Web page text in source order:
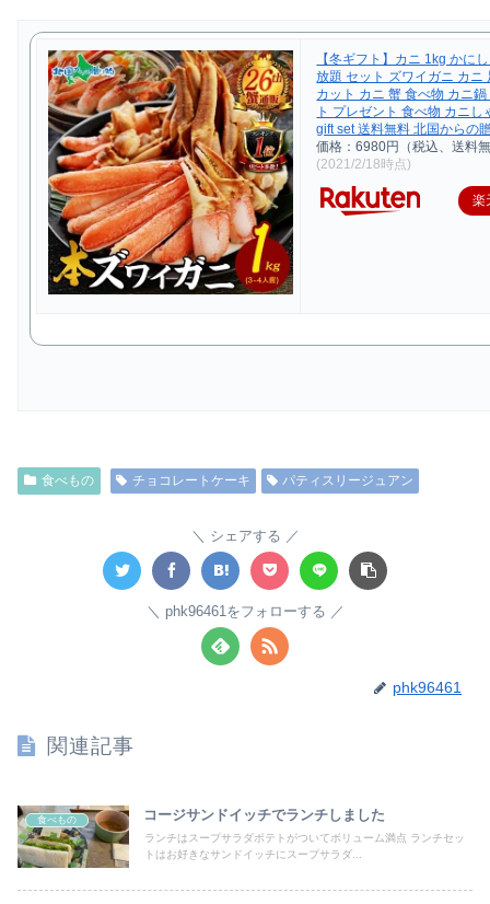
【冬ギフト】カニ 1kg かに
放題 セット ズワイガニ カニ
カット カニ 蟹 食べ物 カニ
ト プレゼント 食べ物 カニし
gift set 送料無料 北国からの
価格：6980円（税込、送料
(2021/2/18時点)
楽
食べもの チョコレートケーキ パティスリージュアン
シェアする
phk96461をフォローする
phk96461
関連記事
食べもの コージサンドイッチでランチしました
ランチはスープサラダポテトがついてボリューム満点 ランチセッ
トはお好きなサンドイッチにスープサラダ...